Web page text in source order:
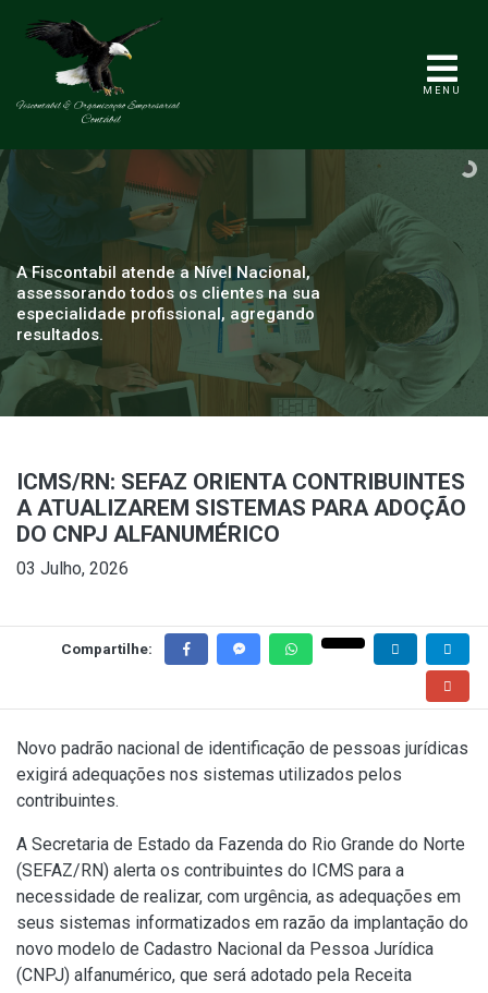
MENU
A Fiscontabil atende a Nível Nacional,
assessorando todos os clientes na sua
especialidade profissional, agregando
resultados.
ICMS/RN: SEFAZ ORIENTA CONTRIBUINTES
A ATUALIZAREM SISTEMAS PARA ADOÇÃO
DO CNPJ ALFANUMÉRICO
03 Julho, 2026
Compartilhe:
Novo padrão nacional de identificação de pessoas jurídicas
exigirá adequações nos sistemas utilizados pelos
contribuintes.
A Secretaria de Estado da Fazenda do Rio Grande do Norte
(SEFAZ/RN) alerta os contribuintes do ICMS para a
necessidade de realizar, com urgência, as adequações em
seus sistemas informatizados em razão da implantação do
novo modelo de Cadastro Nacional da Pessoa Jurídica
(CNPJ) alfanumérico, que será adotado pela Receita